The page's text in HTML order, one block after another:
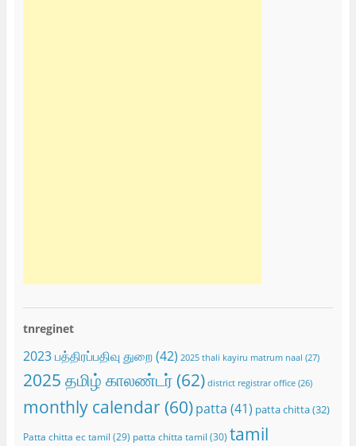
tnreginet
2023 பத்திரப்பதிவு துறை(42) 2025 thali kayiru matrum naal (27)
2025 தமிழ் காலண்டர்(62) district registrar office(26)
monthly calendar(60) patta (41) patta chitta(32)
Patta chitta ec tamil (29) patta chitta tamil (30) tamil